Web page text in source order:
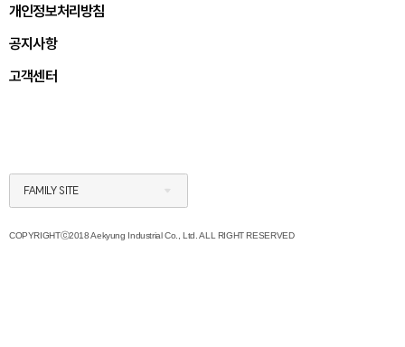
개인정보처리방침
공지사항
고객센터
FAMILY SITE
COPYRIGHTⓒ2018 Aekyung Industrial Co., Ltd. ALL RIGHT RESERVED